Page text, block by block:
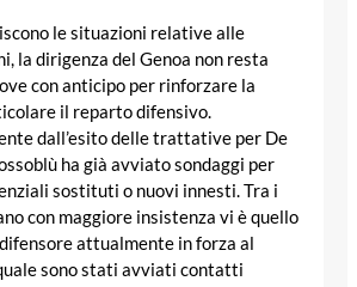
le situazioni relative alle
la dirigenza del Genoa non resta
con anticipo per rinforzare la
il reparto difensivo.
dall’esito delle trattative per De
ha già avviato sondaggi per
sostituti o nuovi innesti. Tra i
con maggiore insistenza vi è quello
attualmente in forza al
sono stati avviati contatti